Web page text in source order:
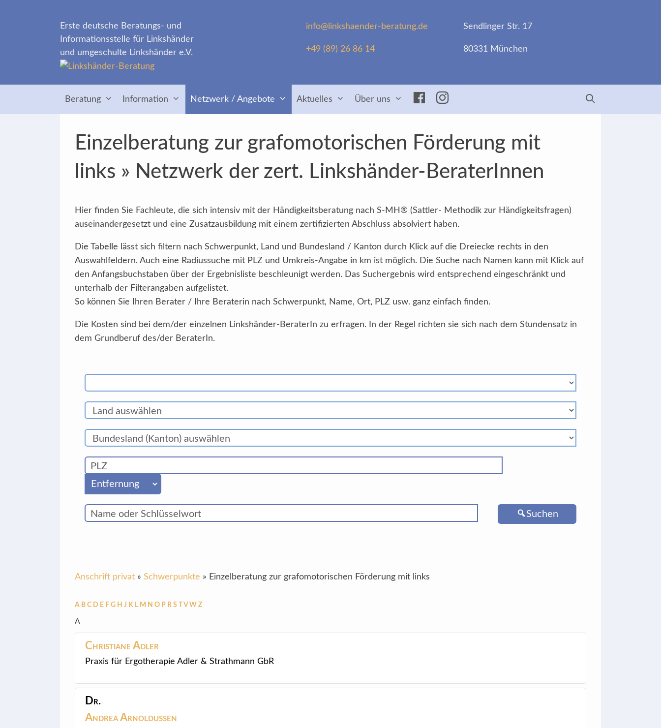
info@linkshaender-beratung.de
+49 (89) 26 86 14
Sendlinger Str. 17
80331 München
Erste deutsche Beratungs- und
Informationsstelle für Linkshänder
und umgeschulte Linkshänder e.V.
Beratung Information Netzwerk / Angebote Aktuelles Über uns Facebook
Insta
Einzelberatung zur grafomotorischen Förderung mit
links » Netzwerk der zert. Linkshänder-BeraterInnen
Hier finden Sie Fachleute, die sich intensiv mit der Händigkeitsberatung nach S-MH® (Sattler- Methodik zur Händigkeitsfragen)
auseinandergesetzt und eine Zusatzausbildung mit einem zertifizierten Abschluss absolviert haben.
Die Tabelle lässt sich filtern nach Schwerpunkt, Land und Bundesland / Kanton durch Klick auf die Dreiecke rechts in den
Auswahlfeldern. Auch eine Radiussuche mit PLZ und Umkreis-Angabe in km ist möglich. Die Suche nach Namen kann mit Klick auf
den Anfangsbuchstaben über der Ergebnisliste beschleunigt werden. Das Suchergebnis wird entsprechend eingeschränkt und
unterhalb der Filterangaben aufgelistet.
So können Sie Ihren Berater / Ihre Beraterin nach Schwerpunkt, Name, Ort, PLZ usw. ganz einfach finden.
Die Kosten sind bei dem/der einzelnen Linkshänder-BeraterIn zu erfragen. In der Regel richten sie sich nach dem Stundensatz in
dem Grundberuf des/der BeraterIn.
Suchen
Anschrift privat » Schwerpunkte » Einzelberatung zur grafomotorischen Förderung mit links
A B C D E F G H J K L M N O P R S V W Z
A
Christiane Adler
Praxis für Ergotherapie Adler & Strathmann GbR
Dr.
AndreaArnoldussen